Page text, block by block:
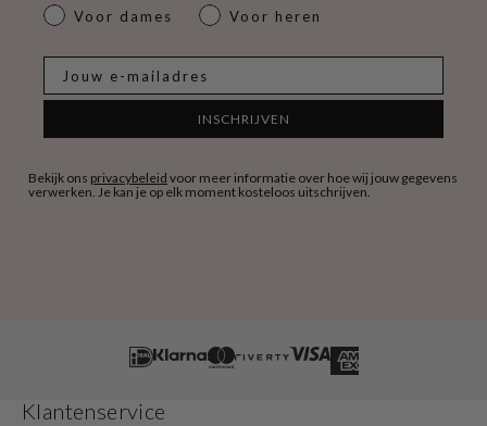
dames & heren
Voor dames Voor heren
INSCHRIJVEN
Bekijk ons privacybeleid voor meer informatie over hoe wij jouw gegevens
verwerken. Je kan je op elk moment kosteloos uitschrijven.
Klantenservice